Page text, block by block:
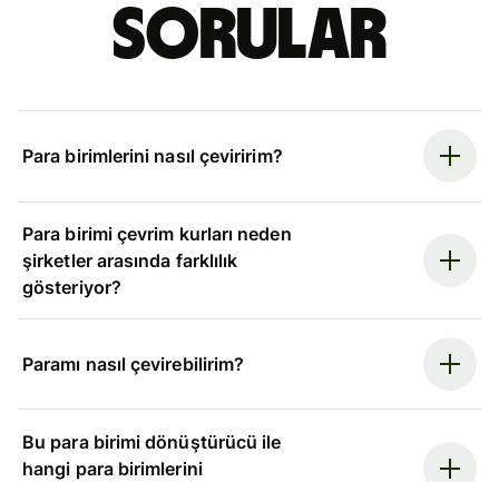
sorular
Para birimlerini nasıl çeviririm?
Para birimi çevrim kurları neden
şirketler arasında farklılık
gösteriyor?
Paramı nasıl çevirebilirim?
Bu para birimi dönüştürücü ile
hangi para birimlerini